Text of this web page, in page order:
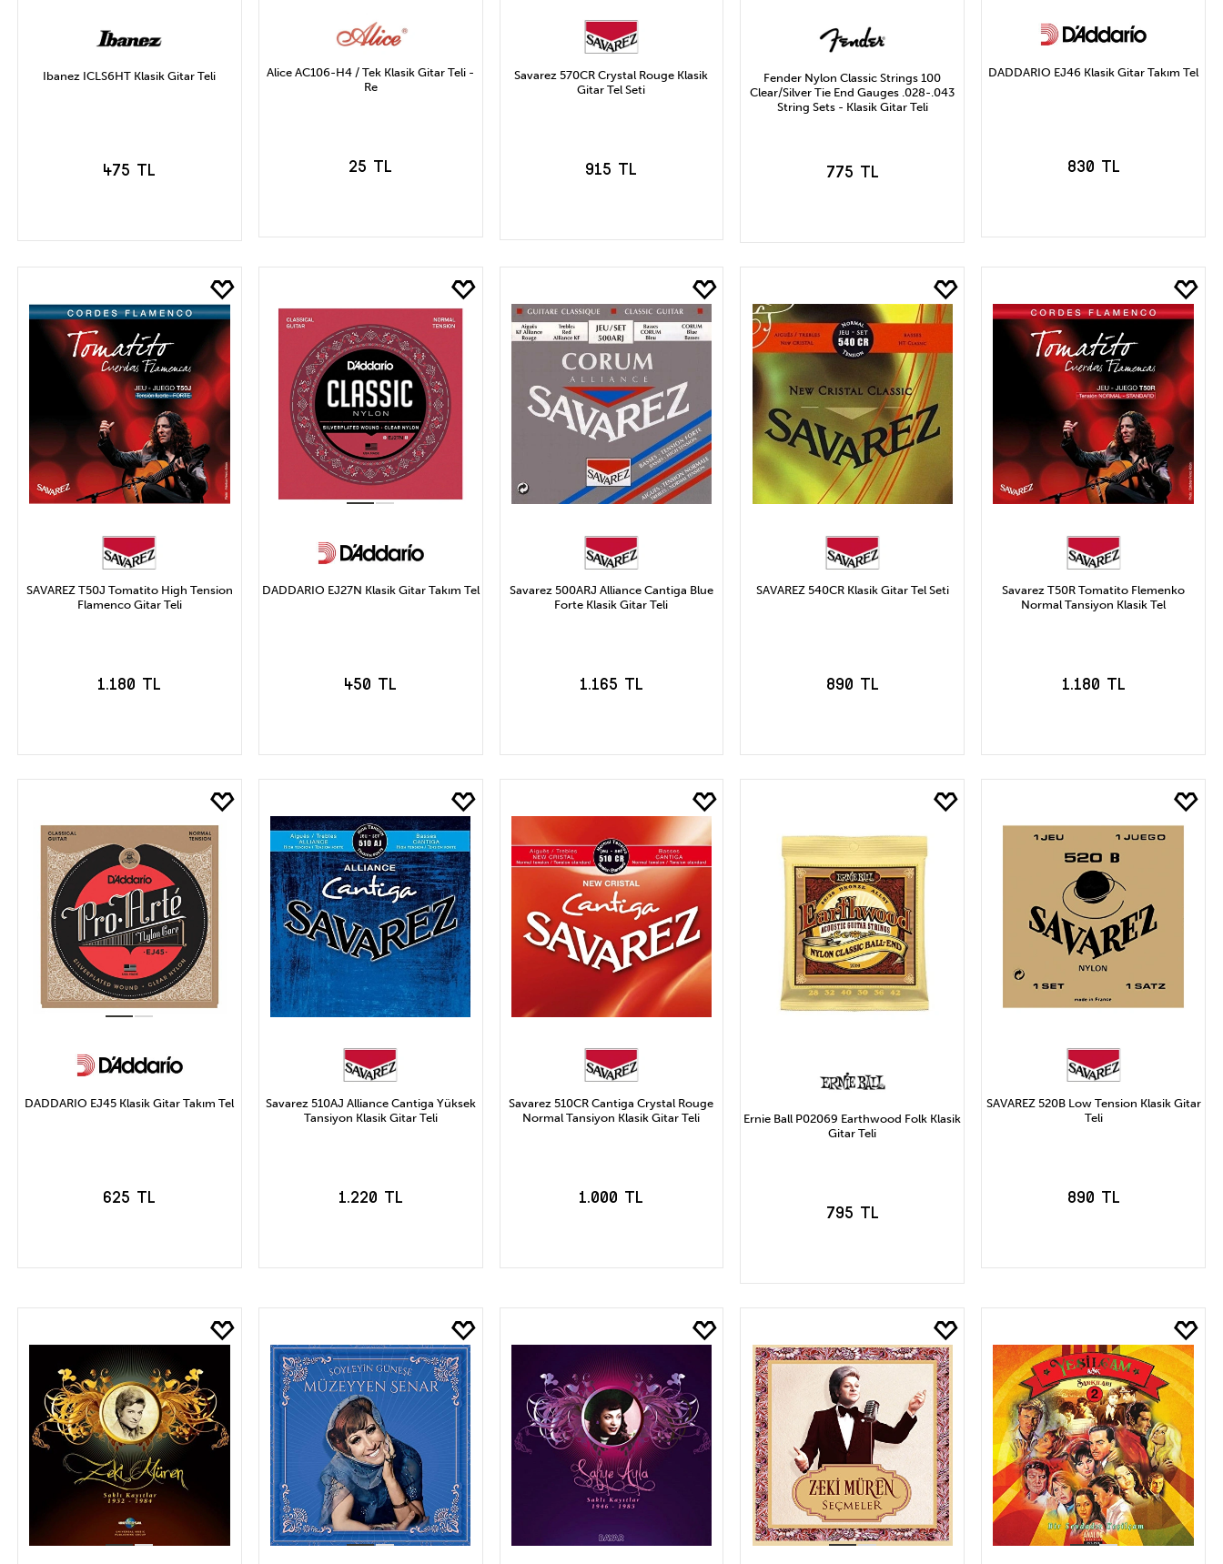
Ibanez ICLS6HT Klasik Gitar Teli
475 TL
SEPETE EKLE
Alice AC106-H4 / Tek Klasik Gitar Teli -
Re
25 TL
SEPETE EKLE
Savarez 570CR Crystal Rouge Klasik
Gitar Tel Seti
915 TL
SEPETE EKLE
Fender Nylon Classic Strings 100
Clear/Silver Tie End Gauges .028-.043
String Sets - Klasik Gitar Teli
775 TL
SEPETE EKLE
DADDARIO EJ46 Klasik Gitar Takım Tel
830 TL
SEPETE EKLE
SAVAREZ T50J Tomatito High Tension
Flamenco Gitar Teli
1.180 TL
SEPETE EKLE
DADDARIO EJ27N Klasik Gitar Takım Tel
450 TL
SEPETE EKLE
Savarez 500ARJ Alliance Cantiga Blue
Forte Klasik Gitar Teli
1.165 TL
SEPETE EKLE
SAVAREZ 540CR Klasik Gitar Tel Seti
890 TL
SEPETE EKLE
Savarez T50R Tomatito Flemenko
Normal Tansiyon Klasik Tel
1.180 TL
SEPETE EKLE
DADDARIO EJ45 Klasik Gitar Takım Tel
625 TL
Savarez 510AJ Alliance Cantiga Yüksek
Tansiyon Klasik Gitar Teli
1.220 TL
Savarez 510CR Cantiga Crystal Rouge
Normal Tansiyon Klasik Gitar Teli
1.000 TL
Ernie Ball P02069 Earthwood Folk Klasik
Gitar Teli
795 TL
SEPETE EKLE
SAVAREZ 520B Low Tension Klasik Gitar
Teli
890 TL